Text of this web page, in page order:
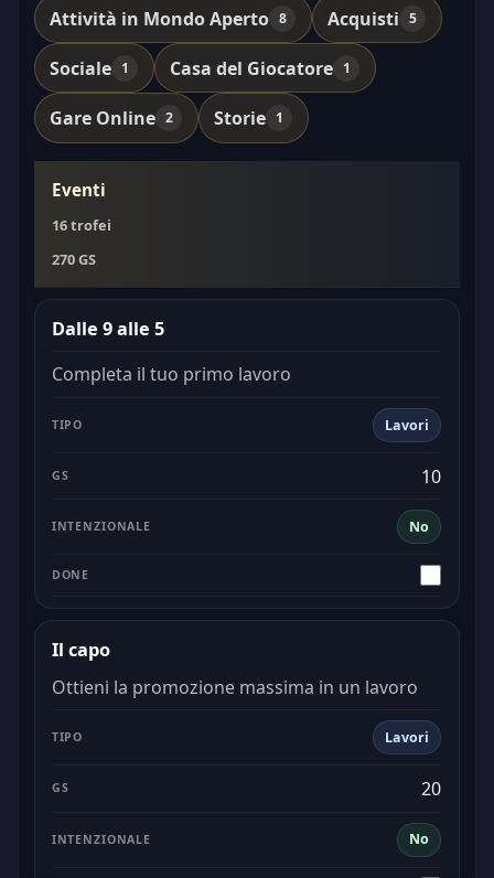
Attività in Mondo Aperto 8 Acquisti 5
Sociale 1 Casa del Giocatore 1
Gare Online 2 Storie 1
Eventi
16 trofei
270 GS
Dalle 9 alle 5
Completa il tuo primo lavoro
Lavori
No
10
Il capo
Ottieni la promozione massima in un lavoro
Lavori
No
20